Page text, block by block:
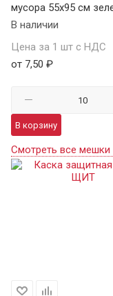
мусора 55х95 см
В наличии
Цена за 1 шт с НДС
от 7,50 ₽
В корзину
Смотреть все мешки